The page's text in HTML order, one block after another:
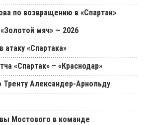
по возвращению в «Спартак»
мяч» — 2026
«Спартака»
«Спартак» – «Краснодар»
Александер-Арнольду
Мостового в команде